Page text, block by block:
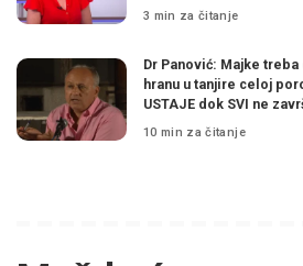
3 min za čitanje
Dr Panović: Majke
hranu u tanjire celoj
USTAJE dok SVI ne
10 min za čitanje